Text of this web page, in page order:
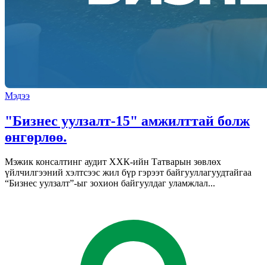
Мэдээ
"Бизнес уулзалт-15" амжилттай болж
өнгөрлөө.
Мэжик консалтинг аудит ХХК-ийн Татварын зөвлөх
үйлчилгээний хэлтсээс жил бүр гэрээт байгууллагуудтайгаа
“Бизнес уулзалт”-ыг зохион байгуулдаг уламжлал...